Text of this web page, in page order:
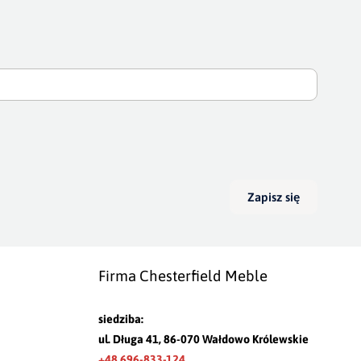
Zapisz się
Firma Chesterfield Meble
siedziba:
ul. Długa 41, 86-070 Wałdowo Królewskie